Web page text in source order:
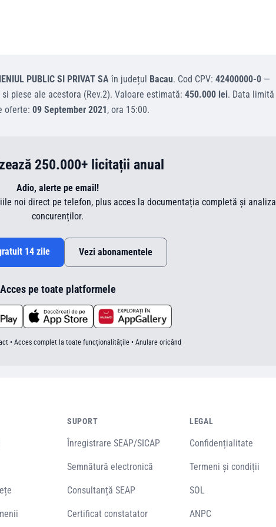
PUBLIC SI PRIVAT SAîn județul Bacau. Cod CPV: 42400000-0—
piese ale acestora (Rev.2). Valoare estimată: 450.000 lei. Data limită
oferte: 09 September 2021, ora 15:00.
250.000+ licitații anual
Adio, alerte pe email!
noi direct pe telefon, plus acces la documentația completă și analiza
concurenților.
14 zile Vezi abonamentele
Acces pe toate platformele
• Acces complet la toate funcționalitățile • Anulare oricând
SUPORT
Înregistrare SEAP/SICAP
Semnătură electronică
Consultanță SEAP
Certificat constatator
LEGAL
Confidențialitate
Termeni și condiții
SOL
ANPC